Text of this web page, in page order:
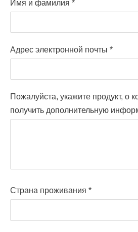
Имя и фамилия *
Адрес электронной почты *
Пожалуйста, укажите продукт, о
получить дополнительную
Страна проживания *